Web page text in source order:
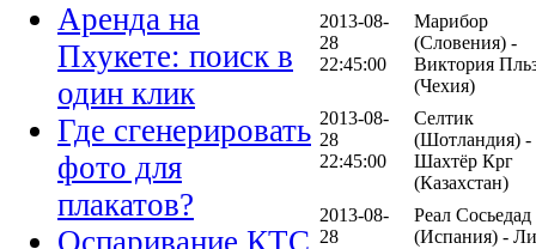
Аренда на
Пхукете: поиск в
один клик
Где сгенерировать
фото для
плакатов?
2013-08-
28
22:45:00
Марибор
(Словения) -
Виктория
(Чехия)
2013-08-
28
22:45:00
Селтик
(Шотландия) -
Шахтёр Крг
(Казахстан)
2013-08-
28
Реал Сосьедад
(Испания) -